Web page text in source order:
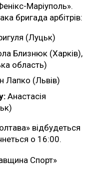
Маріуполь».
бригада арбітрів:
(Луцьк)
Близнюк (Харків),
область)
Лапко (Львів)
Анастасія
відбудеться
о 16:00.
Спорт»